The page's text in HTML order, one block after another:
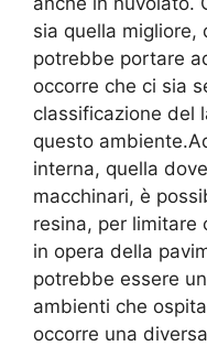
sia quella migliore,
potrebbe portare
occorre che ci sia
classificazione del
questo
interna, quella
macchinari, è
resina, per limitare
in opera della
potrebbe essere
ambienti che
occorre una